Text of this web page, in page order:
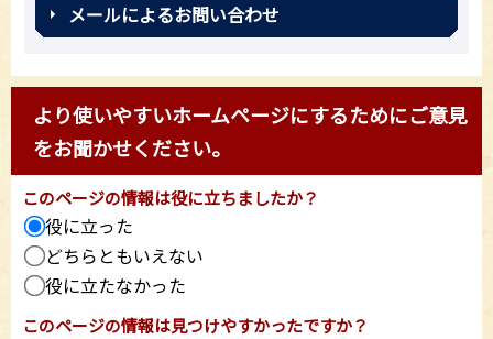
メールによるお問い合わせ
より使いやすいホームページにするためにご意見
をお聞かせください。
このページの情報は役に立ちましたか？
役に立った
どちらともいえない
役に立たなかった
このページの情報は見つけやすかったですか？